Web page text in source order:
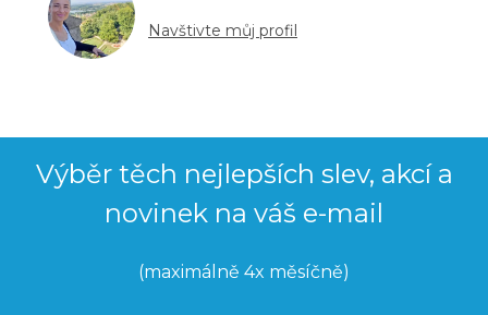
Navštivte můj profil
Výběr těch nejlepších slev, akcí a
novinek na váš e-mail
(maximálně 4x měsíčně)